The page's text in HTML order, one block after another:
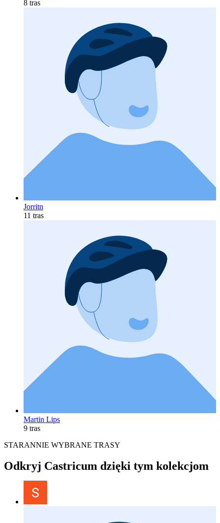
8 tras
Jorritn
11 tras
Martin Lips
9 tras
STARANNIE WYBRANE TRASY
Odkryj Castricum dzięki tym kolekcjom